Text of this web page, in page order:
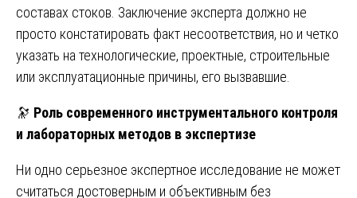
составах стоков. Заключение эксперта должно не
просто констатировать факт несоответствия, но и четко
указать на технологические, проектные, строительные
или эксплуатационные причины, его вызвавшие.
🔭 Роль современного инструментального контроля
и лабораторных методов в экспертизе
Ни одно серьезное экспертное исследование не может
считаться достоверным и объективным без